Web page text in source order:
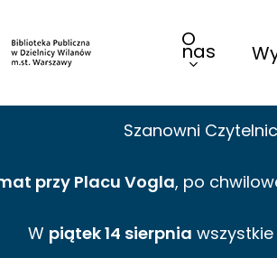
O
nas
Szanowni
przy Placu Vogla, po
W piątek 14 sierpnia wszystkie